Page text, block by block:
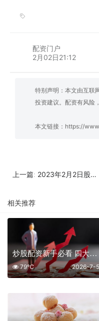
配资门户
2月02日21:12
特别声明：本文由互联
投资建议。配资有风险
本文链接： https://
上一篇: 2023年2月2日股市最近消息
相关推荐
炒股配资新手必看 四大平台实测对比
2026-7-5
79℃